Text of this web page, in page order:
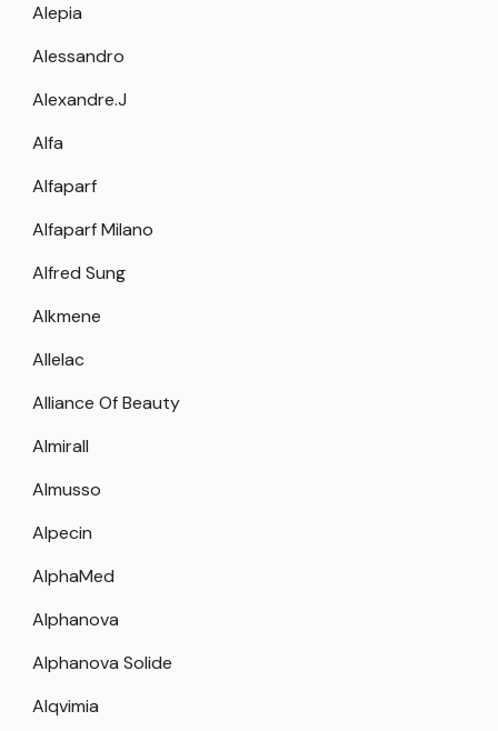
Alepia
Alessandro
Alexandre.J
Alfa
Alfaparf
Alfaparf Milano
Alfred Sung
Alkmene
Allelac
Alliance Of Beauty
Almirall
Almusso
Alpecin
AlphaMed
Alphanova
Alphanova Solide
Alqvimia